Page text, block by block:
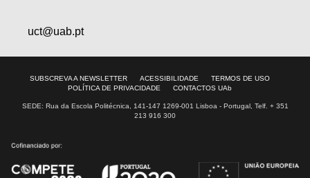
uct@uab.pt
SUBSCREVA A NEWSLETTER ACESSIBILIDADE
TERMOS DE USO
POLÍTICA DE PRIVACIDADE
CONTACTOS UAb
SEDE: Rua da Escola Politécnica, 141-147 1269-001 Lisboa - Portugal, Telf. + 351
213 916 300